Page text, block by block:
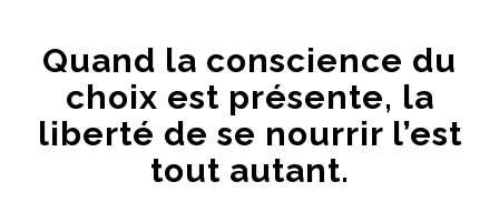
Quand la conscience du
choix est présente, la
liberté de se nourrir l’est
tout autant.